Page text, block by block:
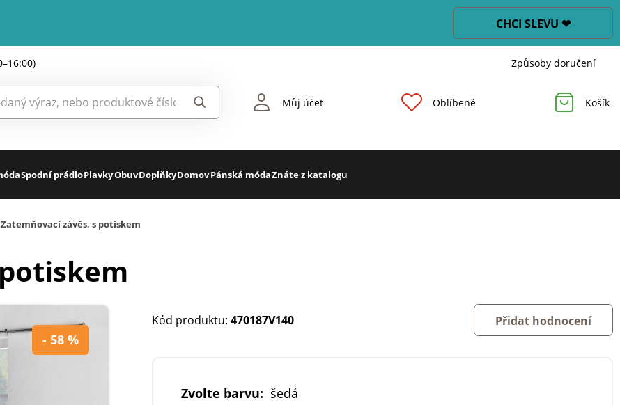
CHCI SLEVU ❤
Způsoby doručení
Můj účet Oblíbené Košík
Spodní prádloPlavkyObuvDoplňkyDomovPánská módaZnáte z katalogu
Zatemňovací závěs, s potiskem
- 58 %
Kód produktu: 470187V140 Přidat hodnocení
Zvolte barvu: šedá